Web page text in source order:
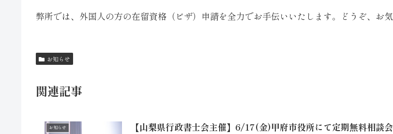
弊所では、外国人の方の在留資格（ビザ）申請を全力でお手伝いいたします。どうぞ、お気
お知らせ
関連記事
お知らせ 【山梨県行政書士会主催】6/17(金)甲府市役所にて定期無料相談